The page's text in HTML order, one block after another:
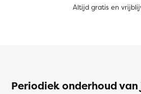
Altijd gratis en
Periodiek onderhoud van